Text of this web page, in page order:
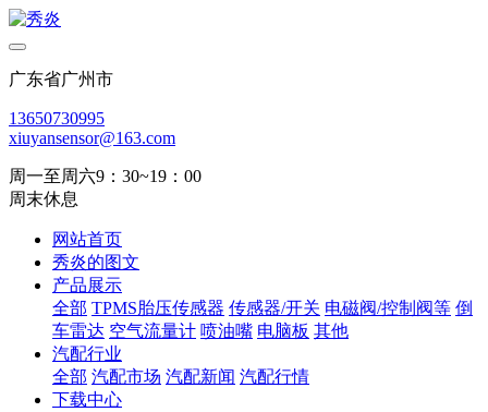
广东省广州市
13650730995
xiuyansensor@163.com
周一至周六9：30~19：00
周末休息
网站首页
秀炎的图文
产品展示
全部 TPMS胎压传感器 传感器/开关 电磁阀/控制阀等 倒
车雷达 空气流量计 喷油嘴 电脑板 其他
汽配行业
全部 汽配市场 汽配新闻 汽配行情
下载中心